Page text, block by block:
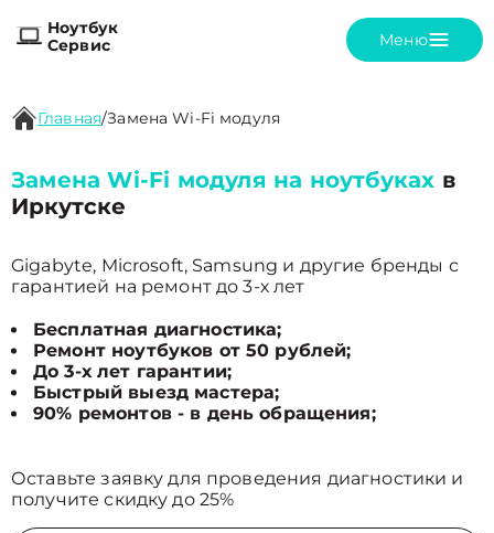
Ноутбук
Сервис
Меню
Главная/Замена Wi-Fi модуля
Замена Wi-Fi модуля на ноутбуках в
Иркутске
Gigabyte, Microsoft, Samsung и другие бренды с
гарантией на ремонт до 3-х лет
Бесплатная диагностика;
Ремонт ноутбуков от 50 рублей;
До 3-х лет гарантии;
Быстрый выезд мастера;
90% ремонтов - в день обращения;
Оставьте заявку для проведения диагностики и
получите скидку до 25%